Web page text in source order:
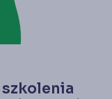
SKwP
szkolenia